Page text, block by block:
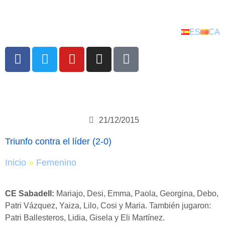
ES CA
21/12/2015
Triunfo contra el líder (2-0)
Inicio » Femenino
CE Sabadell: Mariajo, Desi, Emma, Paola, Georgina, Debo,
Patri Vázquez, Yaiza, Lilo, Cosi y Maria. También jugaron:
Patri Ballesteros, Lidia, Gisela y Eli Martínez.